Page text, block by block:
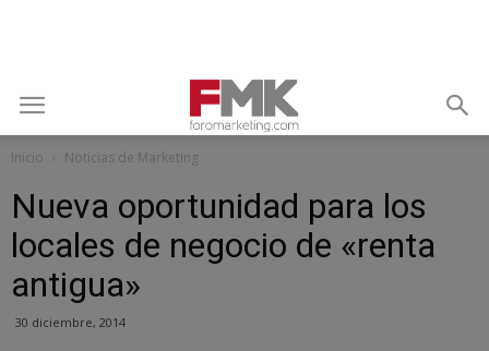
Inicio Noticias de Marketing
Nueva oportunidad para los
locales de negocio de «renta
antigua»
30 diciembre, 2014